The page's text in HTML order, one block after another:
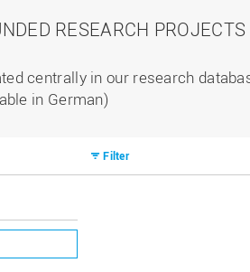
RESEARCH
centrally in our research
in German)
Filter